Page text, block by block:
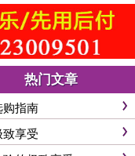
热门文章
购指南
享受